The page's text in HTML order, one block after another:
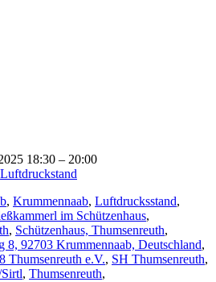
18:30 – 20:00
Luftdruckstand
, Krummennaab, Luftdrucksstand,
im Schützenhaus,
, Schützenhaus, Thumsenreuth,
8, 92703 Krummennaab, Deutschland,
Thumsenreuth e.V., SH Thumsenreuth,
, Thumsenreuth,